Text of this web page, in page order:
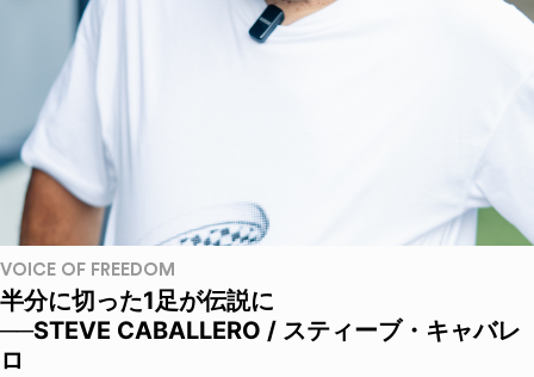
VOICE OF FREEDOM
半分に切った1足が伝説に
──STEVE CABALLERO / スティーブ・キャバレ
ロ